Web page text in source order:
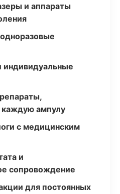
и аппараты
ампулу
с медицинским
и
сопровождение
для постоянных